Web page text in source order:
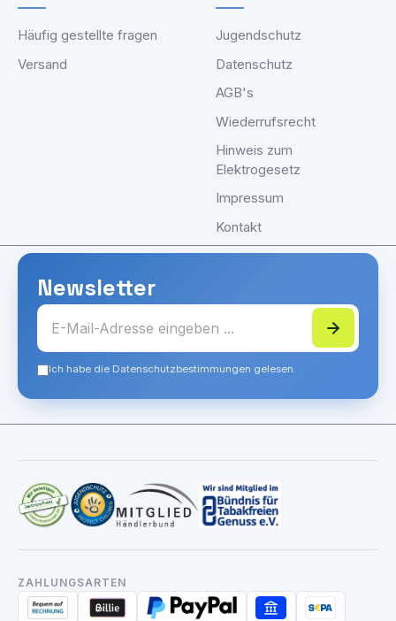
Häufig gestellte fragen
Versand
Jugendschutz
Datenschutz
AGB's
Wiederrufsrecht
Hinweis zum
Elektrogesetz
Impressum
Kontakt
Newsletter
Ich habe die Datenschutzbestimmungen gelesen.
ZAHLUNGSARTEN